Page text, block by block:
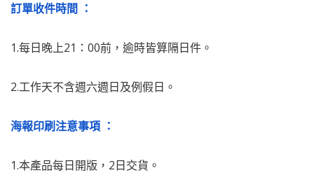
訂單收件時間 ：
1.每日晚上21：00前，逾時皆算隔日件。
2.工作天不含週六週日及例假日。
海報印刷注意事項 ：
1.本產品每日開版，2日交貨。